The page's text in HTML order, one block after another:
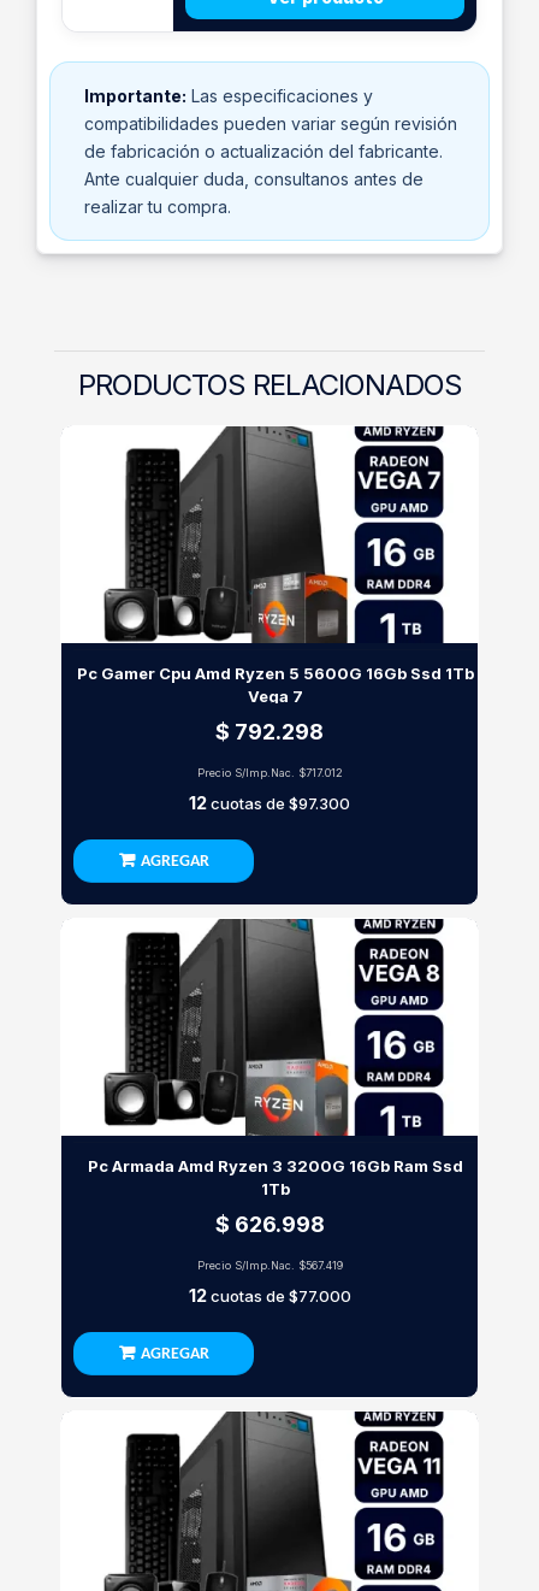
Importante: Las especificaciones y
compatibilidades pueden variar según revisión
de fabricación o actualización del fabricante.
Ante cualquier duda, consultanos antes de
realizar tu compra.
PRODUCTOS RELACIONADOS
Pc Gamer Cpu Amd Ryzen 5 5600G 16Gb Ssd 1Tb
Vega 7
$ 792.298
Precio S/Imp.Nac. $717.012
12cuotas de $97.300
AGREGAR
Pc Armada Amd Ryzen 3 3200G 16Gb Ram Ssd
1Tb
$ 626.998
Precio S/Imp.Nac. $567.419
12cuotas de $77.000
AGREGAR